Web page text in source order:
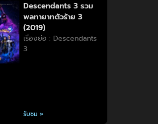
Descendants 3 รวม
พลทายาทตัวร้าย 3
(2019)
เรื่องย่อ : Descendants
3
รับชม »